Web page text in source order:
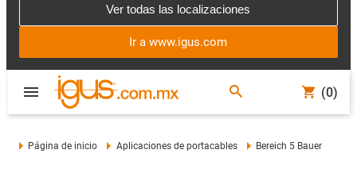
Ver todas las localizaciones
Ir a www.igus.com
(0)
Página de inicio Aplicaciones de portacables Bereich 5 Bauer